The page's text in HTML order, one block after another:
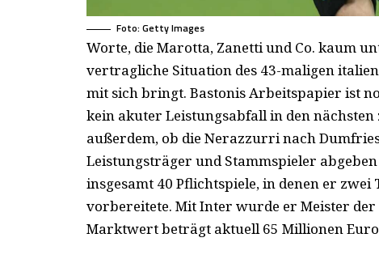
Foto: Getty Images
Worte, die Marotta, Zanetti und Co. kaum
vertragliche Situation des 43-maligen
mit sich bringt. Bastonis Arbeitspapier ist
kein akuter Leistungsabfall in den
außerdem, ob die Nerazzurri nach
Leistungsträger und Stammspieler
insgesamt 40 Pflichtspiele, in denen er
vorbereitete. Mit Inter wurde er Meister der
Marktwert beträgt aktuell 65 Millionen